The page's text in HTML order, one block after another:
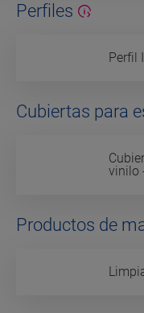
Perfiles
Perfil
Cubiertas para
vinilo
Productos de